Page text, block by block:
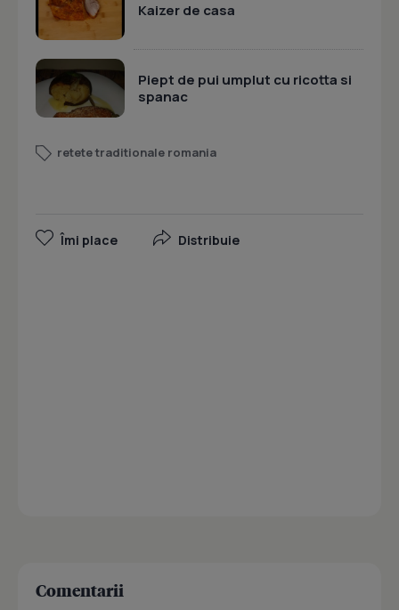
Kaizer de casa
Piept de pui umplut cu ricotta si
spanac
retete traditionale romania
Îmi place Distribuie
Comentarii